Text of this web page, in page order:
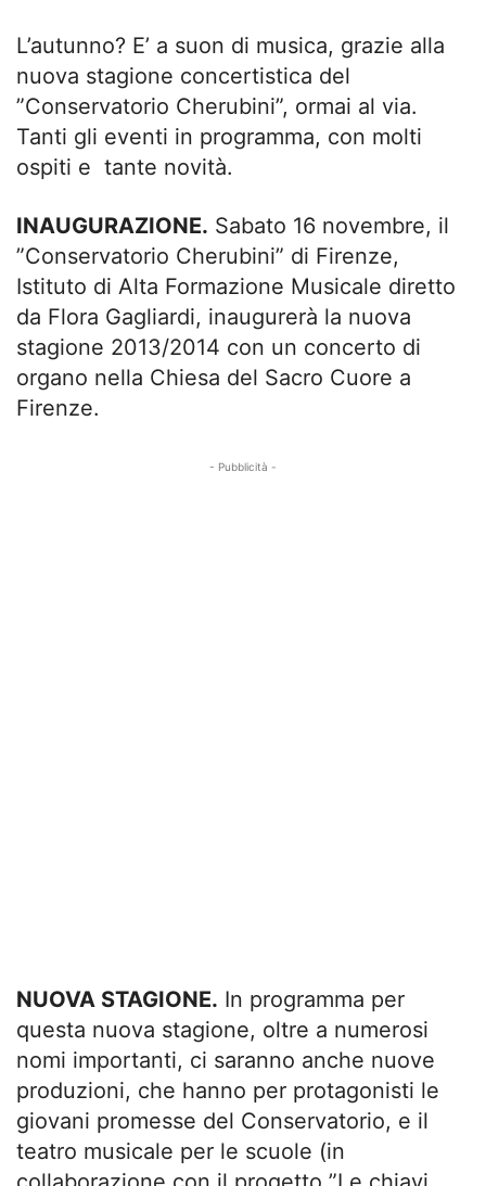
L’autunno? E’ a suon di musica, grazie alla
nuova stagione concertistica del
”Conservatorio Cherubini”, ormai al via.
Tanti gli eventi in programma, con molti
ospiti e tante novità.
INAUGURAZIONE. Sabato 16 novembre, il
”Conservatorio Cherubini” di Firenze,
Istituto di Alta Formazione Musicale diretto
da Flora Gagliardi, inaugurerà la nuova
stagione 2013/2014 con un concerto di
organo nella Chiesa del Sacro Cuore a
Firenze.
- Pubblicità -
NUOVA STAGIONE. In programma per
questa nuova stagione, oltre a numerosi
nomi importanti, ci saranno anche nuove
produzioni, che hanno per protagonisti le
giovani promesse del Conservatorio, e il
teatro musicale per le scuole (in